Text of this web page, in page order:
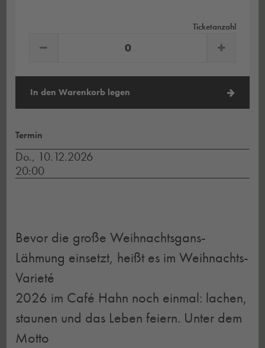
Ticketanzahl
In den Warenkorb legen
Termin
Do., 10.12.2026
20:00
Bevor die große Weihnachtsgans-
Lähmung einsetzt, heißt es im Weihnachts-
Varieté
2026 im Café Hahn noch einmal: lachen,
staunen und das Leben feiern. Unter dem
Motto